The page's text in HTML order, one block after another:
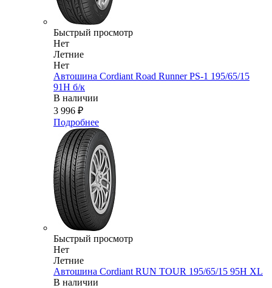
Быстрый просмотр
Нет
Летние
Нет
Автошина Cordiant Road Runner PS-1 195/65/15
91H б/к
В наличии
3 996 ₽
Подробнее
Быстрый просмотр
Нет
Летние
Автошина Cordiant RUN TOUR 195/65/15 95H XL
В наличии